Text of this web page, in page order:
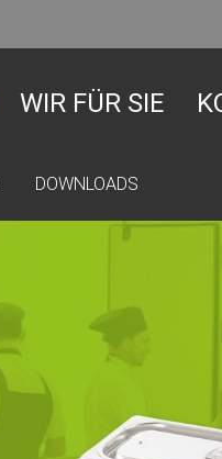
WIR FÜR SIE
DOWNLOADS